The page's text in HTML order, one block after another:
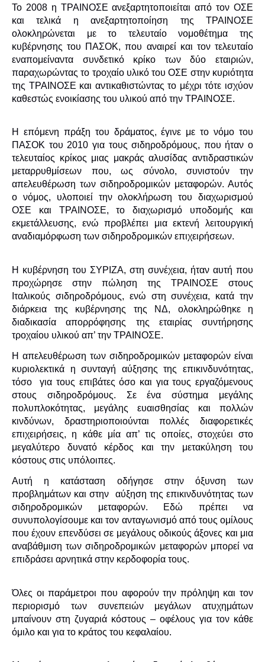
Το 2008 η ΤΡΑΙΝΟΣΕ ανεξαρτητοποιείται από τον ΟΣΕ
και τελικά η ανεξαρτητοποίηση της ΤΡΑΙΝΟΣΕ
ολοκληρώνεται με το τελευταίο νομοθέτημα της
κυβέρνησης του ΠΑΣΟΚ, που αναιρεί και τον τελευταίο
εναπομείναντα συνδετικό κρίκο των δύο εταιριών,
παραχωρώντας το τροχαίο υλικό του ΟΣΕ στην κυριότητα
της ΤΡΑΙΝΟΣΕ και αντικαθιστώντας το μέχρι τότε ισχύον
καθεστώς ενοικίασης του υλικού από την ΤΡΑΙΝΟΣΕ.
Η επόμενη πράξη του δράματος, έγινε με το νόμο του
ΠΑΣΟΚ του 2010 για τους σιδηροδρόμους, που ήταν ο
τελευταίος κρίκος μιας μακράς αλυσίδας αντιδραστικών
μεταρρυθμίσεων που, ως σύνολο, συνιστούν την
απελευθέρωση των σιδηροδρομικών μεταφορών. Αυτός
ο νόμος, υλοποιεί την ολοκλήρωση του διαχωρισμού
ΟΣΕ και ΤΡΑΙΝΟΣΕ, το διαχωρισμό υποδομής και
εκμετάλλευσης, ενώ προβλέπει μια εκτενή λειτουργική
αναδιαμόρφωση των σιδηροδρομικών επιχειρήσεων.
Η κυβέρνηση του ΣΥΡΙΖΑ, στη συνέχεια, ήταν αυτή που
προχώρησε στην πώληση της ΤΡΑΙΝΟΣΕ στους
Ιταλικούς σιδηροδρόμους, ενώ στη συνέχεια, κατά την
διάρκεια της κυβέρνησης της ΝΔ, ολοκληρώθηκε η
διαδικασία απορρόφησης της εταιρίας συντήρησης
τροχαίου υλικού απ’ την ΤΡΑΙΝΟΣΕ.
Η απελευθέρωση των σιδηροδρομικών μεταφορών είναι
κυριολεκτικά η συνταγή αύξησης της επικινδυνότητας,
τόσο για τους επιβάτες όσο και για τους εργαζόμενους
στους σιδηροδρόμους. Σε ένα σύστημα μεγάλης
πολυπλοκότητας, μεγάλης ευαισθησίας και πολλών
κινδύνων, δραστηριοποιούνται πολλές διαφορετικές
επιχειρήσεις, η κάθε μία απ’ τις οποίες, στοχεύει στο
μεγαλύτερο δυνατό κέρδος και την μετακύληση του
κόστους στις υπόλοιπες.
Αυτή η κατάσταση οδήγησε στην όξυνση των
προβλημάτων και στην αύξηση της επικινδυνότητας των
σιδηροδρομικών μεταφορών. Εδώ πρέπει να
συνυπολογίσουμε και τον ανταγωνισμό από τους ομίλους
που έχουν επενδύσει σε μεγάλους οδικούς άξονες και μια
αναβάθμιση των σιδηροδρομικών μεταφορών μπορεί να
επιδράσει αρνητικά στην κερδοφορία τους.
Όλες οι παράμετροι που αφορούν την πρόληψη και τον
περιορισμό των συνεπειών μεγάλων ατυχημάτων
μπαίνουν στη ζυγαριά κόστους – οφέλους για τον κάθε
όμιλο και για το κράτος του κεφαλαίου.